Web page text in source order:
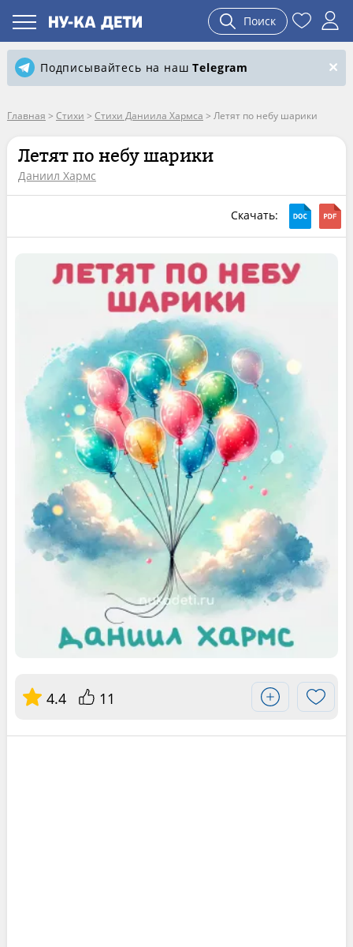
Поиск
Подписывайтесь на нашTelegram
Главная > Стихи > Стихи Даниила Хармса > Летят по небу шарики
Летят по небу шарики
Даниил Хармс
Скачать:
4.4 11